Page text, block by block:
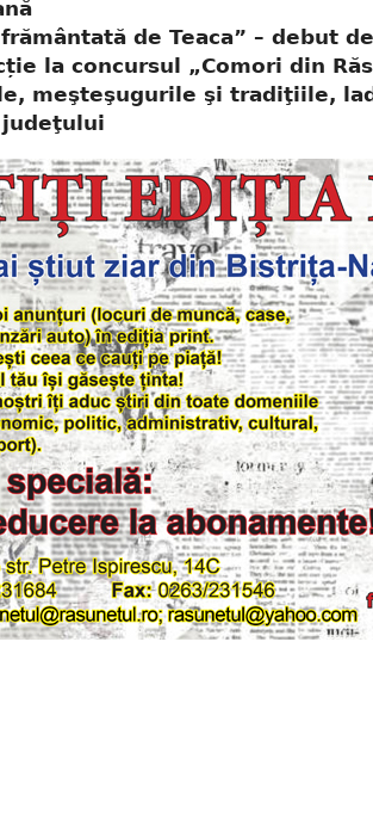
frământată de Teaca” – debut
la concursul „Comori din
meşteşugurile şi tradiţiile,